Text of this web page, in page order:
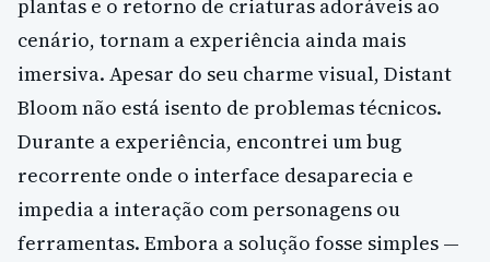
plantas e o retorno de criaturas adoráveis ao
cenário, tornam a experiência ainda mais
imersiva. Apesar do seu charme visual, Distant
Bloom não está isento de problemas técnicos.
Durante a experiência, encontrei um bug
recorrente onde o interface desaparecia e
impedia a interação com personagens ou
ferramentas. Embora a solução fosse simples —